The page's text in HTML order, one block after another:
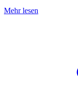
Mehr lesen